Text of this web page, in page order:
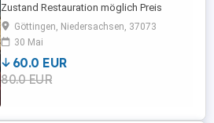
Zustand Restauration möglich Preis
verschieden 0175 4070783
Göttingen, Niedersachsen, 37073
30 Mai
60.0 EUR
80.0 EUR